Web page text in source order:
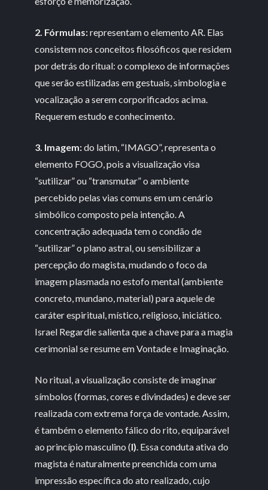
2. Fórmulas:representam o elemento AR. Elas
consistem nos conceitos filosóficos que residem
por detrás do ritual: o complexo de informações
que serão estilizadas em gestuais, simbologia e
vocalização a serem corporificados acima.
Requerem estudo e conhecimento.
3. Imagem:do latim, “IMAGO”, representa o
elemento FOGO, pois a visualização visa
“sutilizar” ou “transmutar” o ambiente
percebido pelas vias comuns em um cenário
simbólico composto pela intenção. A
concentração adequada tem o condão de
“sutilizar” o plano astral, ou sensibilizar a
percepção do magista, mudando o foco da
imagem plasmada no estofo mental (ambiente
concreto, mundano, material) para aquele de
caráter espiritual, místico, religioso, iniciático.
Israel Regardie salienta que a chave para a magia
cerimonial se resume em Vontade e Imaginação.
No ritual, a visualização consiste de imaginar
símbolos (formas, cores e divindades) e deve ser
realizada com extrema força de vontade. Assim,
é também o elemento fálico do rito, equiparável
ao princípio masculino (I) . Essa conduta ativa do
magista é naturalmente preenchida com uma
impressão específica do ato realizado, cujo